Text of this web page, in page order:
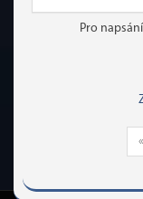
Pro